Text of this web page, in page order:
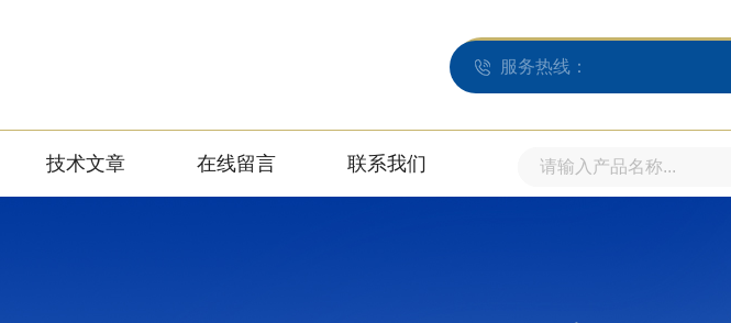
服务热线：
技术文章 在线留言 联系我们